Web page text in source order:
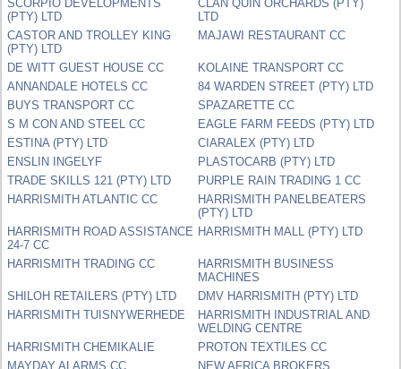
SCORPIO DEVELOPMENTS
(PTY) LTD
CLAN QUIN ORCHARDS (PTY)
LTD
CASTOR AND TROLLEY KING
(PTY) LTD
MAJAWI RESTAURANT CC
DE WITT GUEST HOUSE CC
KOLAINE TRANSPORT CC
ANNANDALE HOTELS CC
84 WARDEN STREET (PTY) LTD
BUYS TRANSPORT CC
SPAZARETTE CC
S M CON AND STEEL CC
EAGLE FARM FEEDS (PTY) LTD
ESTINA (PTY) LTD
CIARALEX (PTY) LTD
ENSLIN INGELYF
PLASTOCARB (PTY) LTD
TRADE SKILLS 121 (PTY) LTD
PURPLE RAIN TRADING 1 CC
HARRISMITH ATLANTIC CC
HARRISMITH PANELBEATERS
(PTY) LTD
HARRISMITH ROAD ASSISTANCE
24-7 CC
HARRISMITH MALL (PTY) LTD
HARRISMITH TRADING CC
HARRISMITH BUSINESS
MACHINES
SHILOH RETAILERS (PTY) LTD
DMV HARRISMITH (PTY) LTD
HARRISMITH TUISNYWERHEDE
HARRISMITH INDUSTRIAL AND
WELDING CENTRE
HARRISMITH CHEMIKALIE
PROTON TEXTILES CC
MAYDAY ALARMS CC
NEW AFRICA BROKERS